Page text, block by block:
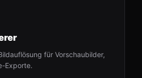
für Vorschaubilder,
Exporte.